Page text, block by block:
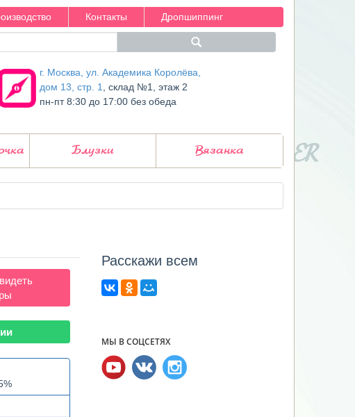
Контакты Дропшиппинг
г. Москва, ул. Академика Королёва,
дом 13, стр. 1
, склад №1, этаж 2
пн-пт 8:30 до 17:00 без обеда
Блузки Вязанка
Расcкажи всем
МЫ В СОЦСЕТЯХ